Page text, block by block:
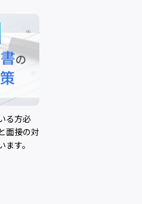
る方必
面接の対
す。